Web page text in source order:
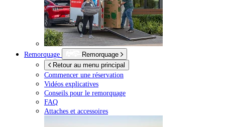
Remorquage
Remorquage
Retour au menu principal
Commencer une réservation
Vidéos explicatives
Conseils pour le remorquage
FAQ
Attaches et accessoires